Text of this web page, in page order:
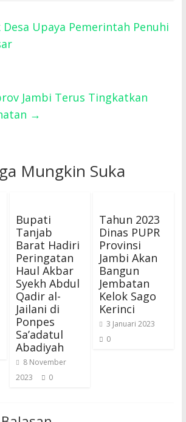
Upaya Pemerintah Penuhi
Jambi Terus Tingkatkan
→
Mungkin Suka
Bupati
Tanjab
Barat Hadiri
Peringatan
Haul Akbar
Syekh Abdul
Qadir al-
Jailani di
Ponpes
Sa’adatul
Abadiyah
8 November
2023
0
Tahun 2023
Dinas PUPR
Provinsi
Jambi Akan
Bangun
Jembatan
Kelok Sago
Kerinci
3 Januari 2023
0